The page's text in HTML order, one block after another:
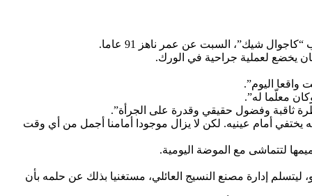
شيك”، السبت عن عمر ناهز 91 عاما.
يخضع لعملية جراحية في الورك.
واقعا اليوم”.
معلّما له”.
ثاقبة وفضول حقيقي وقدرة على الجرأة”.
يختفي أمام عينيه. لكن لا يزال موجودا أمامنا أجمل من أي وقت
لتتماشى مع الموضة اليومية.
والده سيلفيو، ليتسلم إدارة مصنع النسيج العائلي، مستغنيا بذلك عن حلمه بأن